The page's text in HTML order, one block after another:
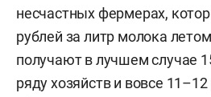
несчастных фермерах,
рублей за литр молока
получают в лучшем случае
ряду хозяйств и вовсе